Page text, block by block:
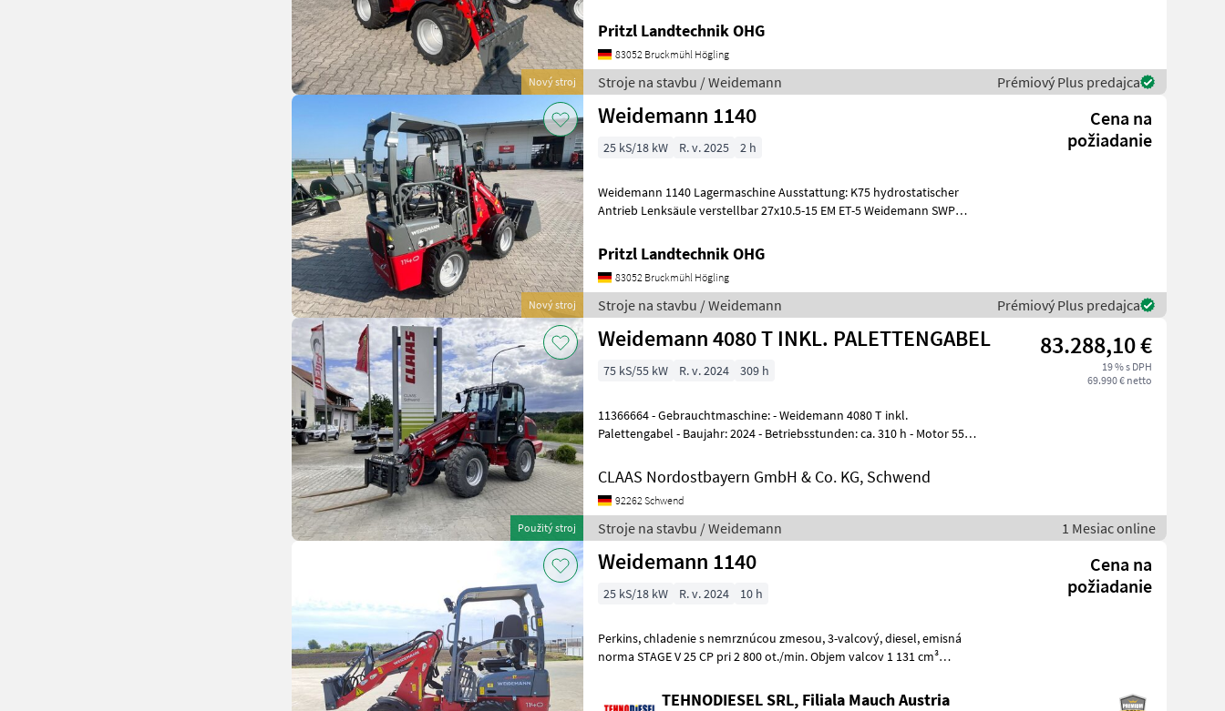
Nový stroj
Pritzl Landtechnik OHG
83052 Bruckmühl Högling
Stroje na stavbu / Weidemann Prémiový Plus predajca
Nový stroj
Weidemann 1140
Cena na
požiadanie
25 kS/18 kW R. v. 2025 2 h
Weidemann 1140 Lagermaschine Ausstattung: K75 hydrostatischer
Antrieb Lenksäule verstellbar 27x10.5-15 EM ET-5 Weidemann SWP
Pritzl Landtechnik OHG
83052 Bruckmühl Högling
Stroje na stavbu / Weidemann Prémiový Plus predajca
Použitý stroj
Weidemann 4080 T INKL. PALETTENGABEL 83.288,10 €
19 % s DPH
69.990 € netto
75 kS/55 kW R. v. 2024 309 h
11366664 - Gebrauchtmaschine: - Weidemann 4080 T inkl.
Palettengabel - Baujahr: 2024 - Betriebsstunden: ca. 310 h - Motor 55, 4
CLAAS Nordostbayern GmbH & Co. KG, Schwend
92262 Schwend
Stroje na stavbu / Weidemann 1 Mesiac online
Weidemann 1140
Cena na
požiadanie
25 kS/18 kW R. v. 2024 10 h
Perkins, chladenie s nemrznúcou zmesou, 3-valcový, diesel, emisná
norma STAGE V 25 CP pri 2 800 ot./min. Objem valcov 1 131 cm³
TEHNODIESEL SRL, Filiala Mauch Austria